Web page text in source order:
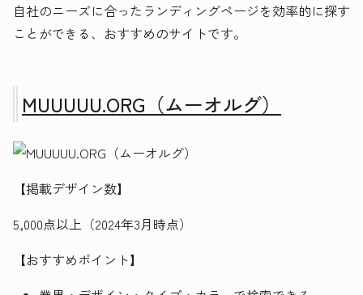
自社のニーズに合ったランディングページを効率的に探す
ことができる、おすすめのサイトです。
MUUUUU.ORG（ムーオルグ）
【掲載デザイン数】
5,000点以上（2024年3月時点）
【おすすめポイント】